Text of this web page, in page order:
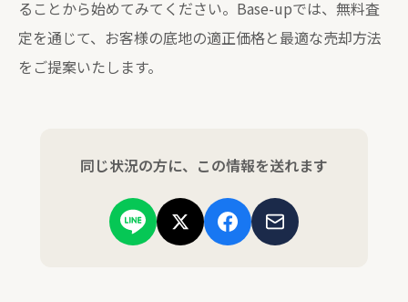
ることから始めてみてください。Base-upでは、無料査
定を通じて、お客様の底地の適正価格と最適な売却方法
をご提案いたします。
同じ状況の方に、この情報を送れます